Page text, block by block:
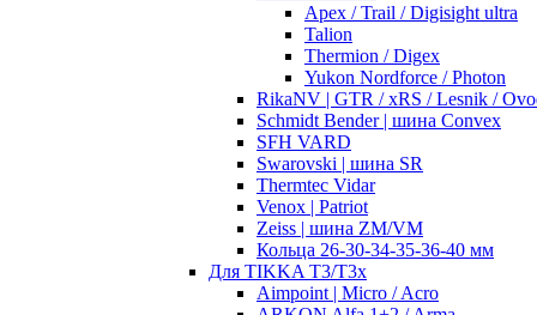
Apex / Trail / Digisight ultra
Talion
Thermion / Digex
Yukon Nordforce / Photon
RikaNV | GTR / xRS / Lesnik /
Schmidt Bender | шина Convex
SFH VARD
Swarovski | шина SR
Thermtec Vidar
Venox | Patriot
Zeiss | шина ZM/VM
Кольца 26-30-34-35-36-40 мм
Для TIKKA T3/T3x
Aimpoint | Micro / Acro